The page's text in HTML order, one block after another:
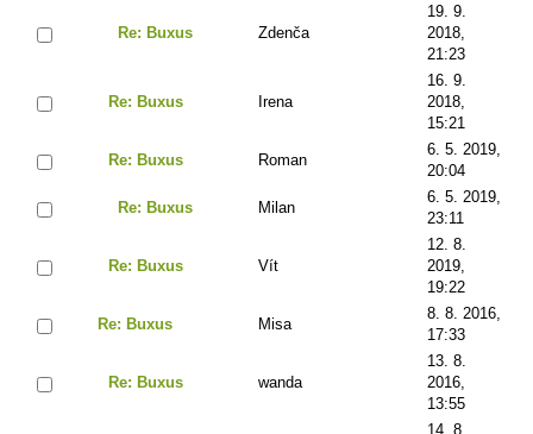
Re: Buxus Zdenča
19. 9.
2018,
21:23
Re: Buxus Irena
16. 9.
2018,
15:21
Re: Buxus Roman
6. 5. 2019,
20:04
Re: Buxus Milan
6. 5. 2019,
23:11
Re: Buxus Vít
12. 8.
2019,
19:22
Re: Buxus Misa
8. 8. 2016,
17:33
Re: Buxus wanda
13. 8.
2016,
13:55
14. 8.